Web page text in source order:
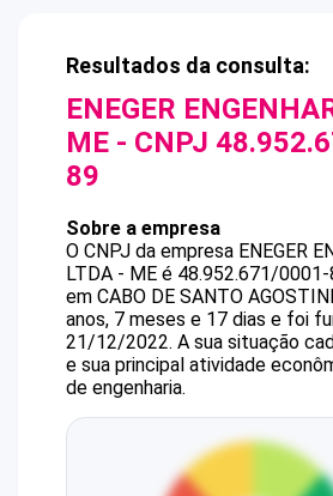
Resultados da consulta:
ENEGER
ME - CNPJ
89
Sobre a empresa
O CNPJ da empresa ENEGER
LTDA - ME é 48.952.671/
em CABO DE SANTO
anos, 7 meses e 17 dias e foi
21/12/2022. A sua situação
e sua principal atividade
de engenharia.